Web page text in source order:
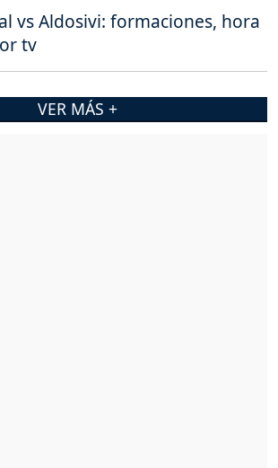
vs Aldosivi: formaciones, hora
tv
VER MÁS +